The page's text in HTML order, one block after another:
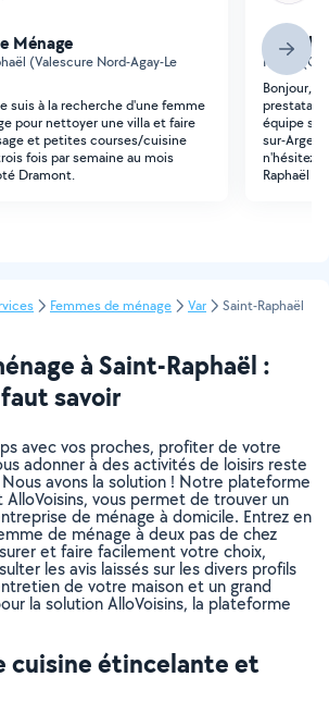
Ménage
(Valescure Nord-Agay-Le
suis à la recherche d'une femme
pour nettoyer une villa et faire
et petites courses/cuisine
fois par semaine au mois
Dramont.
Fréjus
Bonjour,
équipe sur
sur-
n'hésitez
Raphaël
Femmes de ménage Var Saint-Raphaël
à Saint-Raphaël :
savoir
avec vos proches, profiter de votre
adonner à des activités de loisirs reste
Nous avons la solution ! Notre plateforme
vous permet de trouver un
de ménage à domicile. Entrez en
de ménage à deux pas de chez
et faire facilement votre choix,
les avis laissés sur les divers profils
de votre maison et un grand
la solution AlloVoisins, la plateforme
cuisine étincelante et